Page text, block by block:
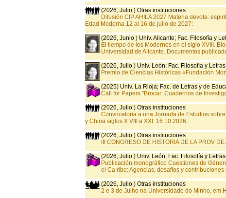
(2026, Julio ) Otras instituciones
Difusión CfP AHILA 2027 Materia devota:
Edad Moderna 12 al 16 de julio de 2027:
(2026, Junio ) Univ. Alicante; Fac. Filosofía y
El tiempo de los Modernos en el siglo XVIII.
Universidad de Alicante. Documentos
(2026, Julio ) Univ. León; Fac. Filosofía y Letras
Premio de Ciencias Históricas «Fundación
(2025) Univ. La Rioja; Fac. de Letras y de
Call for Papers "Brocar: Cuadernos de
(2026, Julio ) Otras instituciones
Convocatoria a una Jornada de Estudios
y China siglos X VIII a XXI. 16 10 2026.
(2026, Julio ) Otras instituciones
III CONGRESO DE HISTORIA DE LA PROV
(2026, Julio ) Univ. León; Fac. Filosofía y Letras
Publicación monográfico Cuestiones de
el Ca ribe: Agencias, desafíos y
(2026, Julio ) Otras instituciones
2 e 3 de Julho na Universidade do Minho, em